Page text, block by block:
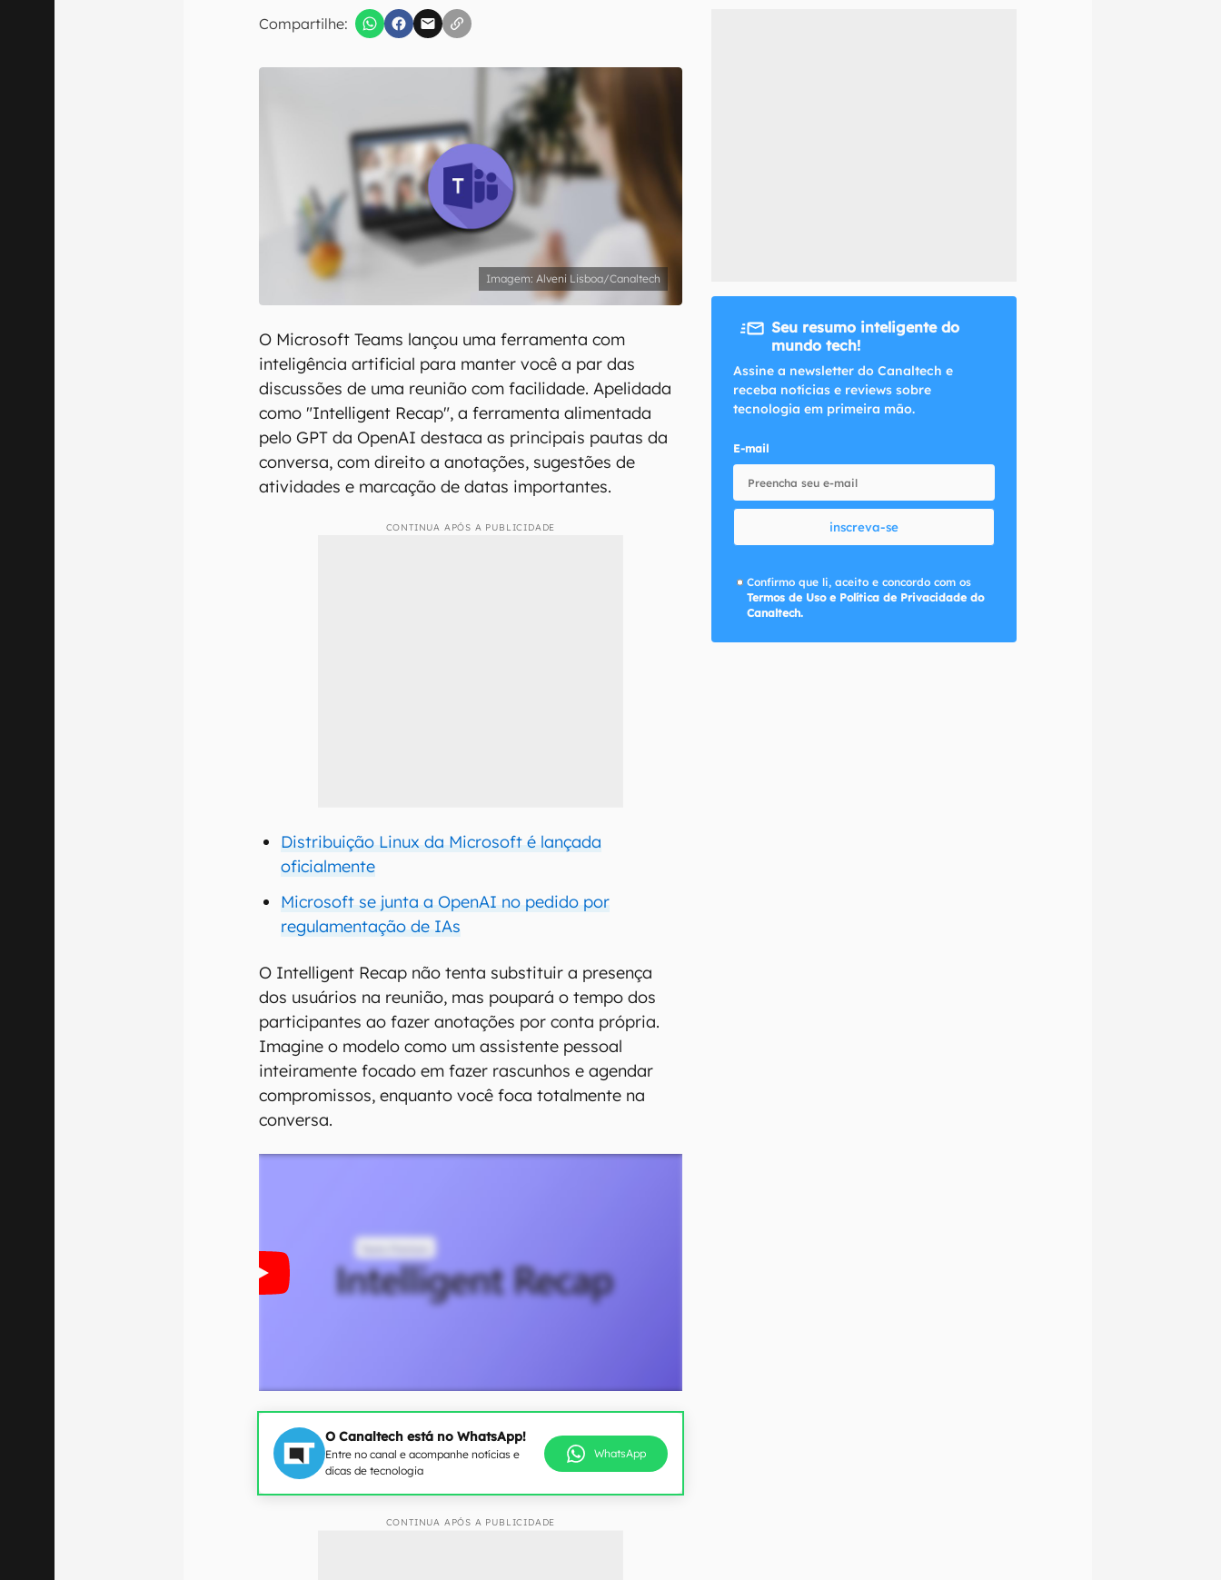
Compartilhe:
Confirmo que li, aceito e concordo com os Termos de Uso e Política de Privacidade do Canaltech.
Alveni Lisboa/Canaltech
O Microsoft Teams lançou uma ferramenta com
inteligência artificial para manter você a par das
discussões de uma reunião com facilidade. Apelidada
como "Intelligent Recap", a ferramenta alimentada
pelo GPT da OpenAI destaca as principais pautas da
conversa, com direito a anotações, sugestões de
atividades e marcação de datas importantes.
CONTINUA APÓS A PUBLICIDADE
Distribuição Linux da Microsoft é lançada
oficialmente
Microsoft se junta a OpenAI no pedido por
regulamentação de IAs
O Intelligent Recap não tenta substituir a presença
dos usuários na reunião, mas poupará o tempo dos
participantes ao fazer anotações por conta própria.
Imagine o modelo como um assistente pessoal
inteiramente focado em fazer rascunhos e agendar
compromissos, enquanto você foca totalmente na
conversa.
O Canaltech está no WhatsApp!
Entre no canal e acompanhe notícias e
dicas de tecnologia
WhatsApp
CONTINUA APÓS A PUBLICIDADE
Seu resumo inteligente do
mundo tech!
Assine a newsletter do Canaltech e
receba notícias e reviews sobre
tecnologia em primeira mão.
E-mail
inscreva-se
Confirmo que li, aceito e concordo com os
Termos de Uso e Política de Privacidade do
Canaltech.